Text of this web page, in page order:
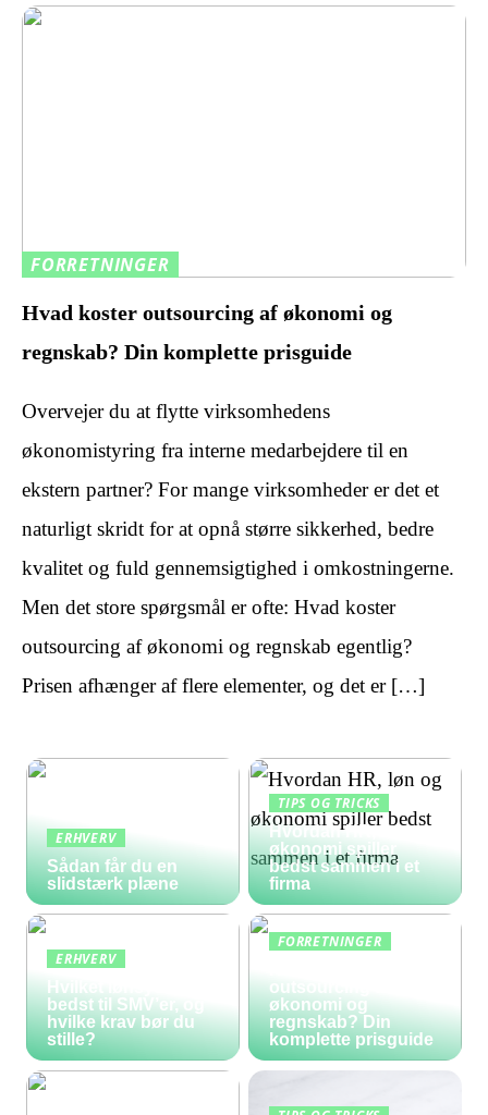
FORRETNINGER
Hvad koster outsourcing af økonomi og
regnskab? Din komplette prisguide
Overvejer du at flytte virksomhedens
økonomistyring fra interne medarbejdere til en
ekstern partner? For mange virksomheder er det et
naturligt skridt for at opnå større sikkerhed, bedre
kvalitet og fuld gennemsigtighed i omkostningerne.
Men det store spørgsmål er ofte: Hvad koster
outsourcing af økonomi og regnskab egentlig?
Prisen afhænger af flere elementer, og det er […]
ERHVERV
Sådan får du en
slidstærk plæne
TIPS OG TRICKS
Hvordan HR, løn og
økonomi spiller
bedst sammen i et
firma
ERHVERV
Hvilket lønsystem er
bedst til SMV’er, og
hvilke krav bør du
stille?
FORRETNINGER
outsourcing af
økonomi og
regnskab? Din
komplette prisguide